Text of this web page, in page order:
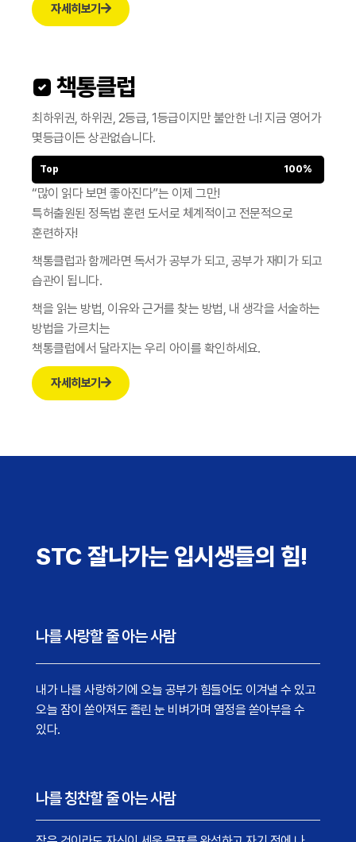
자세히보기
 책통클럽
최하위권, 하위권, 2등급, 1등급이지만 불안한 너! 지금 영어가
몇등급이든 상관없습니다.
Top 100%
“많이 읽다 보면 좋아진다”는 이제 그만!
특허출원된 정독법 훈련 도서로 체계적이고 전문적으로
훈련하자!
책통클럽과 함께라면 독서가 공부가 되고, 공부가 재미가 되고
습관이 됩니다.
책을 읽는 방법, 이유와 근거를 찾는 방법, 내 생각을 서술하는
방법을 가르치는
책통클럽에서 달라지는 우리 아이를 확인하세요.
자세히보기
STC 잘나가는 입시생들의 힘!
나를 사랑할 줄 아는 사람
내가 나를 사랑하기에 오늘 공부가 힘들어도 이겨낼 수 있고
오늘 잠이 쏟아져도 졸린 눈 비벼가며 열정을 쏟아부을 수
있다.
나를 칭찬할 줄 아는 사람